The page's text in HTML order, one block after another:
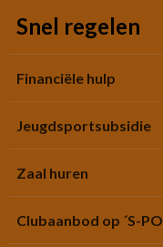
Snel regelen
Financiële hulp
Jeugdsportsubsidie
Zaal huren
Clubaanbod op ´S-